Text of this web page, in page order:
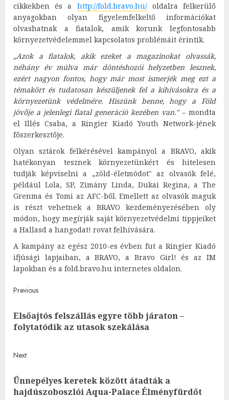
cikkekben és a http://fold.bravo.hu/oldalra felkerülő
anyagokban olyan figyelemfelkeltő információkat
olvashatnak a fiatalok, amik korunk legfontosabb
környezetvédelemmel kapcsolatos problémáit érintik.
„Azok a fiatalok, akik ezeket a magazinokat olvassák,
néhány év múlva már döntéshozói helyzetben lesznek,
ezért nagyon fontos, hogy már most ismerjék meg ezt a
témakört és tudatosan készüljenek fel a kihívásokra és a
környezetünk védelmére. Hiszünk benne, hogy a Föld
jövője a jelenlegi fiatal generáció kezében van."– mondta
el Illés Csaba, a Ringier Kiadó Youth Network-jének
főszerkesztője.
Olyan sztárok felkérésével kampányol a BRAVO, akik
hatékonyan tesznek környezetünkért és hitelesen
tudják képviselni a „zöld-életmódot" az olvasók felé,
például Lola, SP, Zimány Linda, Dukai Regina, a The
Grenma és Tomi az AFC-ből. Emellett az olvasók maguk
is részt vehetnek a BRAVO kezdeményezésében oly
módon, hogy megírják saját környezetvédelmi tippjeiket
a Hallasd a hangodat! rovat felhívására.
A kampány az egész 2010-es évben fut a Ringier Kiadó
ifjúsági lapjaiban, a BRAVO, a Bravo Girl! és az IM
lapokban és a fold.bravo.hu internetes oldalon.
Post
navigation
Previous
Elsőajtós felszállás egyre több járaton –
folytatódik az utasok szekálása
Next
Next
post:
Ünnepélyes keretek között átadták a
hajdúszoboszlói Aqua-Palace Élményfürdőt